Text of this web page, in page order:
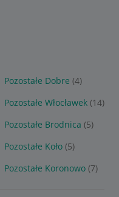
Pozostałe Dobre (4)
Pozostałe Włocławek (14)
Pozostałe Brodnica (5)
Pozostałe Koło (5)
Pozostałe Koronowo (7)